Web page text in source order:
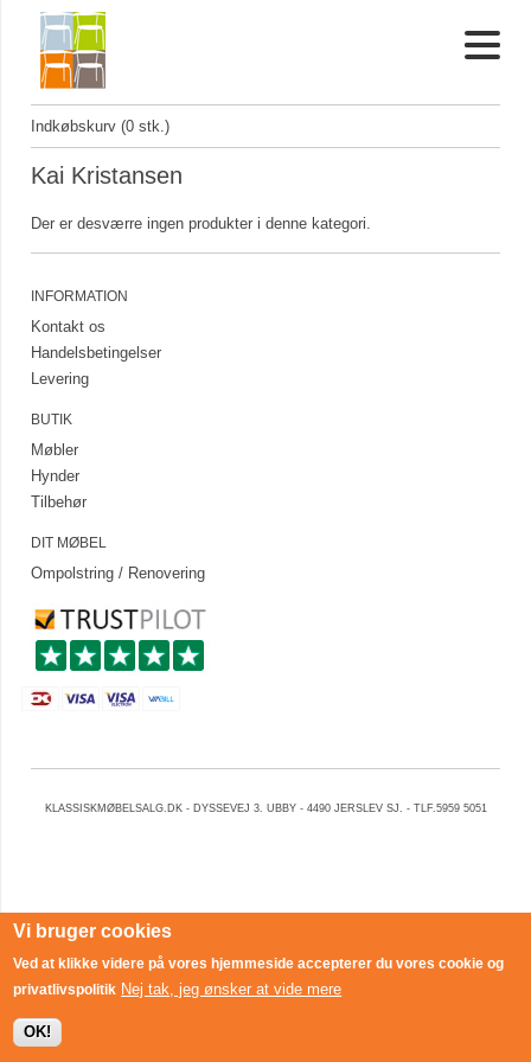
Indkøbskurv (0 stk.)
Kai Kristansen
Der er desværre ingen produkter i denne kategori.
INFORMATION
Kontakt os
Handelsbetingelser
Levering
BUTIK
Møbler
Hynder
Tilbehør
DIT MØBEL
Ompolstring / Renovering
KLASSISKMØBELSALG.DK - DYSSEVEJ 3. UBBY - 4490 JERSLEV SJ. - TLF.5959 5051
Vi bruger cookies
Ved at klikke videre på vores hjemmeside accepterer du vores cookie og
privatlivspolitik Nej tak, jeg ønsker at vide mere
OK!